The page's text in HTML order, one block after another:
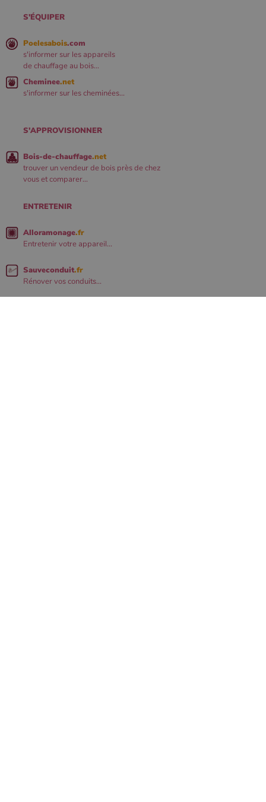
S'ÉQUIPER
Poelesabois.com
s'informer sur les appareils
de chauffage au bois...
Cheminee.net
s'informer sur les cheminées...
S'APPROVISIONNER
Bois-de-chauffage.net
trouver un vendeur de bois près de chez
vous et comparer...
ENTRETENIR
Alloramonage.fr
Entretenir votre appareil...
Sauveconduit.fr
Rénover vos conduits...